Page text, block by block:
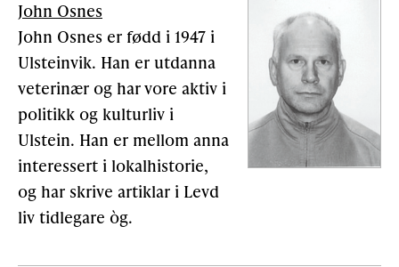
John Osnes
John Osnes er fødd i 1947 i
Ulsteinvik. Han er utdanna
veterinær og har vore aktiv i
politikk og kulturliv i
Ulstein. Han er mellom anna
interessert i lokalhistorie,
og har skrive artiklar i Levd
liv tidlegare òg.